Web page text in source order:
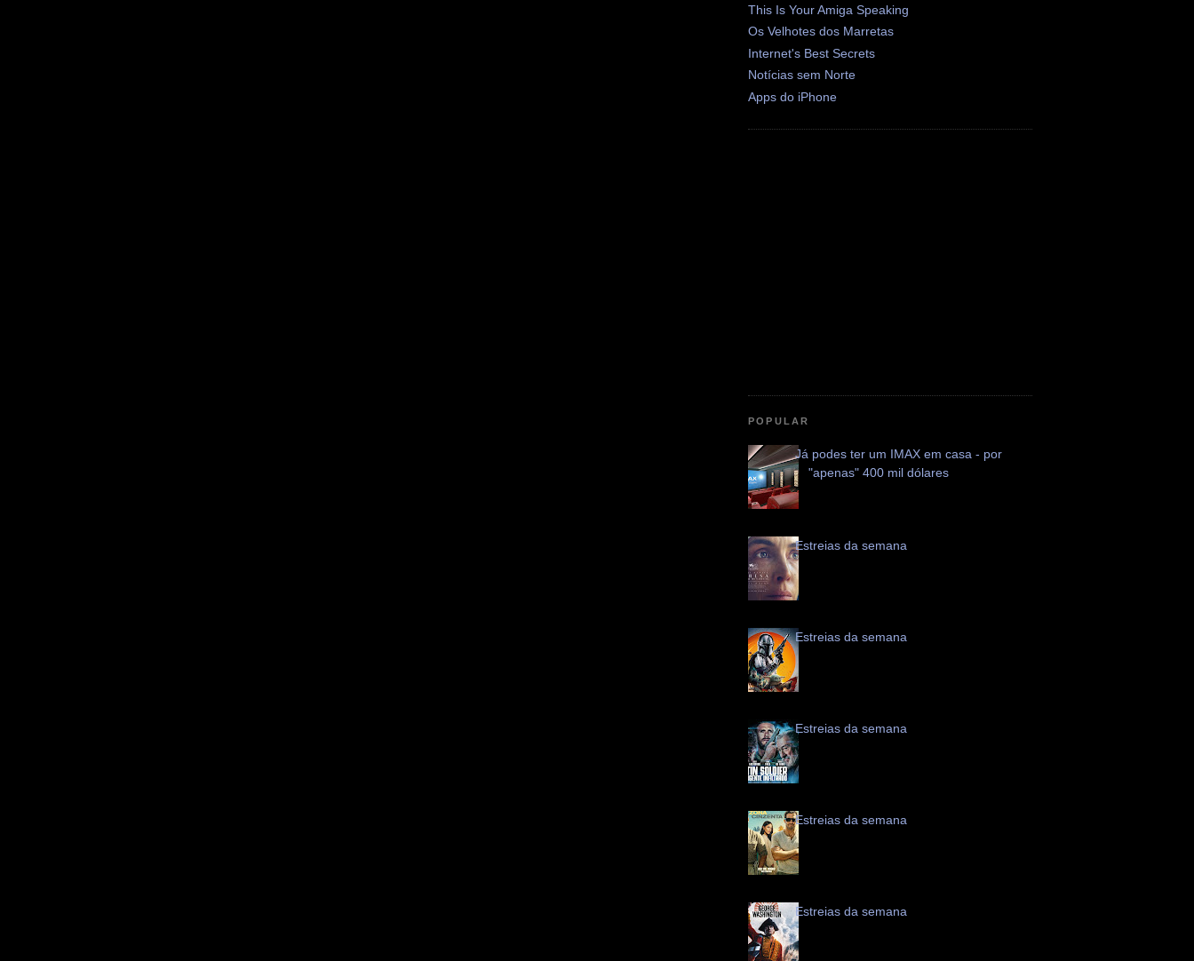
This Is Your Amiga Speaking
Os Velhotes dos Marretas
Internet's Best Secrets
Notícias sem Norte
Apps do iPhone
POPULAR
Já podes ter um IMAX em casa - por
"apenas" 400 mil dólares
Estreias da semana
Estreias da semana
Estreias da semana
Estreias da semana
Estreias da semana